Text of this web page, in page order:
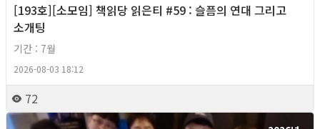
[193호][소모임] 책읽당 읽은티 #59 : 슬픔의 연대 그리고
소개팅
기간 : 7월
2026-08-03 18:12
72